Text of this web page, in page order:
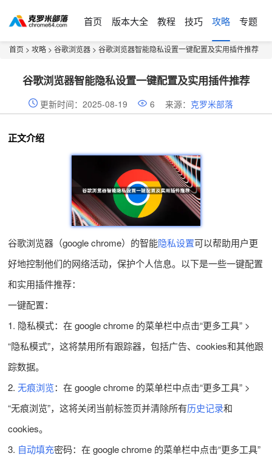
首页 版本大全 教程 技巧 攻略 专题
首页 > 攻略 > 谷歌浏览器 > 谷歌浏览器智能隐私设置一键配置及实用插件推荐
谷歌浏览器智能隐私设置一键配置及实用插件推荐
更新时间：2025-08-19 6 来源： 克罗米部落
正文介绍
谷歌浏览器（google chrome）的智能隐私设置可以帮助用户更
好地控制他们的网络活动，保护个人信息。以下是一些一键配置
和实用插件推荐：
一键配置：
1. 隐私模式：在 google chrome 的菜单栏中点击“更多工具” >
“隐私模式”，这将禁用所有跟踪器，包括广告、cookies和其他跟
踪数据。
2. 无痕浏览：在 google chrome 的菜单栏中点击“更多工具” >
“无痕浏览”，这将关闭当前标签页并清除所有历史记录和
cookies。
3. 自动填充密码：在 google chrome 的菜单栏中点击“更多工具”